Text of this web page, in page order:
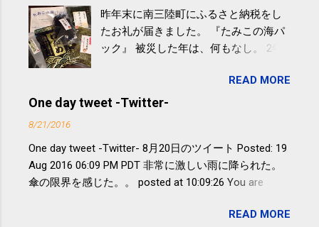
けると改善する、との結果を筑波大の
研究チームが発表した。改善が期待で
きるのは、過度の飲酒が原因ではない
減らなくても効果があるという。 正田
教授は「汗ばむ程度の運動を毎日３０
波大「減量しなくても効果」 - ニュー
ス - アピタル（医療・健康）
昨年末に南三陸町にふるさと納税をし
たお礼が届きました。 『たみこの海パ
ック』 被災した年は、何もなし。 2年
が『たみこの海パック』。 ボランティ
アや募金が苦手で、、、被災地の少し
全く考えていなかったので、貰えると
少しづつ復興してる感が伝わってきて
嬉しいです。 あと、ふるさと納税が節
ですが、節税になるほど稼げていない
READ MORE
One day tweet -Twitter-
8/21/2016
One day tweet -Twitter- 8月20日のツイート Posted: 19
Aug 2016 06:09 PM PDT 非常に激しい雨に降られた。
傘の限界を感じた。。 posted at 10:09:26 You are
SAKUMA(@SPC_Sakuma) - Twilog . To stop receiving
READ MORE